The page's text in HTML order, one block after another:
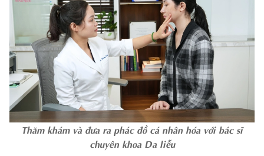
Thăm khám và đưa ra phác đồ cá nhân hóa với bác sĩ
chuyên khoa Da liễu